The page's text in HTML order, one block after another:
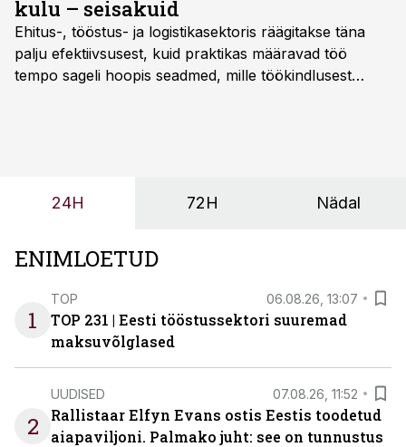
kulu – seisakuid
Ehitus-, tööstus- ja logistikasektoris räägitakse täna
palju efektiivsusest, kuid praktikas määravad töö
tempo sageli hoopis seadmed, mille töökindlusest
24H 72H Nädal
ENIMLOETUD
1
TOP 06.08.26, 13:07
TOP 231 | Eesti tööstussektori suuremad
maksuvõlglased
2
UUDISED 07.08.26, 11:52
Rallistaar Elfyn Evans ostis Eestis toodetud
aiapaviljoni. Palmako juht: see on tunnustus